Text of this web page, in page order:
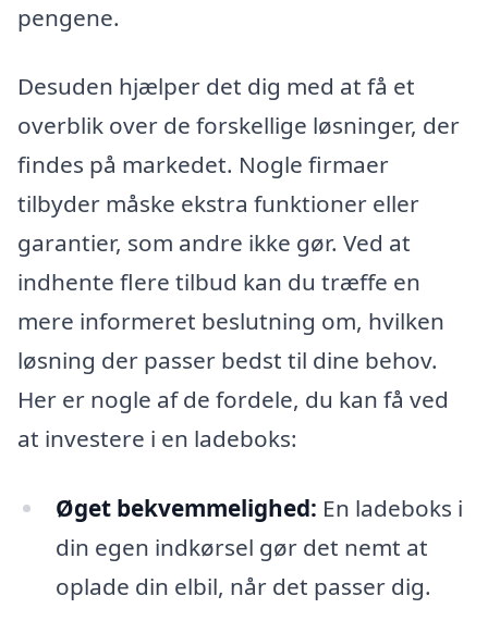
pengene.
Desuden hjælper det dig med at få et
overblik over de forskellige løsninger, der
findes på markedet. Nogle firmaer
tilbyder måske ekstra funktioner eller
garantier, som andre ikke gør. Ved at
indhente flere tilbud kan du træffe en
mere informeret beslutning om, hvilken
løsning der passer bedst til dine behov.
Her er nogle af de fordele, du kan få ved
at investere i en ladeboks:
Øget bekvemmelighed: En ladeboks i
din egen indkørsel gør det nemt at
oplade din elbil, når det passer dig.